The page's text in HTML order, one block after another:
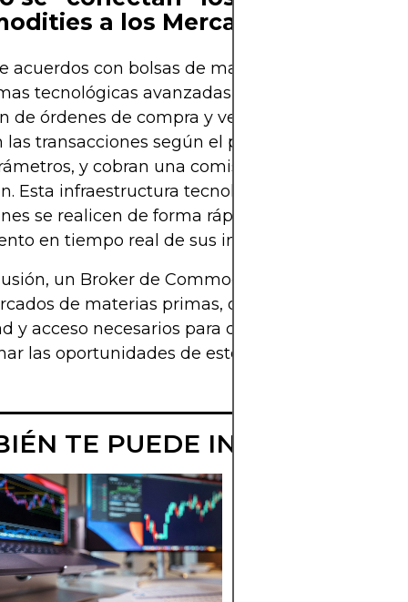
a los Mercados?
acuerdos con bolsas de materias primas y el
tecnológicas avanzadas, estos brokers
de órdenes de compra y venta en mercados
las transacciones según el precio, el orden de
y cobran una comisión cuando se
Esta infraestructura tecnológica permite que
se realicen de forma rápida y segura,
en tiempo real de sus inversiones en
un Broker de Commodities es su puerta
de materias primas, ofreciéndole las
y acceso necesarios para diversificar su
las oportunidades de este sector.
TE PUEDE INTERESAR